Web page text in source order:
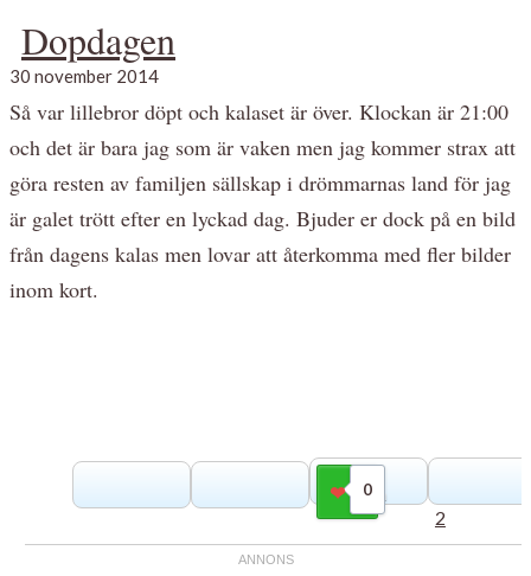
Dopdagen
30 november 2014
Så var lillebror döpt och kalaset är över. Klockan är 21:00
och det är bara jag som är vaken men jag kommer strax att
göra resten av familjen sällskap i drömmarnas land för jag
är galet trött efter en lyckad dag. Bjuder er dock på en bild
från dagens kalas men lovar att återkomma med fler bilder
inom kort.
0
Gilla
2